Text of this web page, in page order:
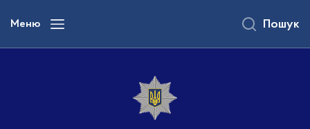
вмісту
Меню Пошук